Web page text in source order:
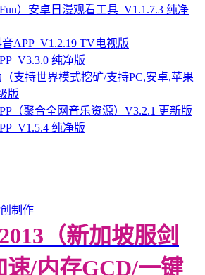
）安卓日漫观看工具_V1.1.7.3 纯净
APP_V1.2.19 TV电视版
纯净版
支持世界模式挖矿/支持PC,安卓,苹果
版
（聚合全网音乐资源）V3.2.1 更新版
纯净版
制作
（新加坡服剑
速/内存GCD/一键